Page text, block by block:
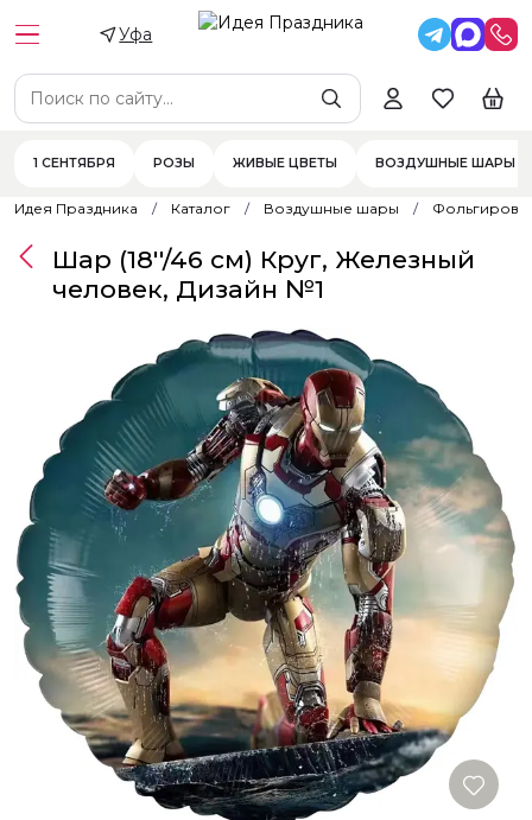
Уфа
1 СЕНТЯБРЯ РОЗЫ ЖИВЫЕ ЦВЕТЫ ВОЗДУШНЫЕ ШАРЫ
Идея Праздника Каталог Воздушные шары
Шар (18''/46 см) Круг, Железный
человек, Дизайн №1